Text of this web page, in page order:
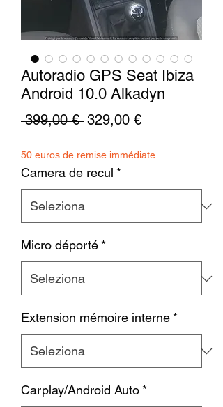
Autoradio GPS Seat Ibiza
Android 10.0 Alkadyn
399,00 € Prezzo
329,00 €Prezzo
50 euros de remise immédiate
Camera de recul *
Micro déporté *
Extension mémoire interne *
Carplay/Android Auto *